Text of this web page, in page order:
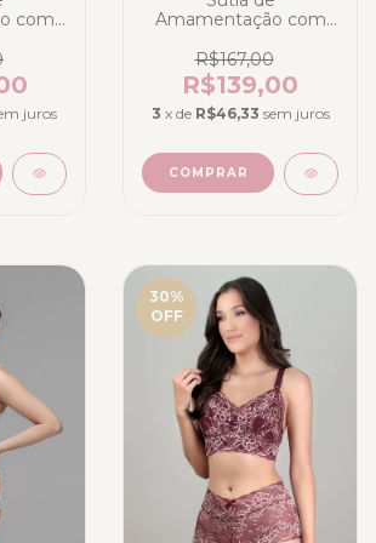
com
juros
Amamentação com
Preta Elegance
Glamour
R$167,00
R$139,00
3 x de R$46,33 sem juros
COMPRAR
30%
OFF